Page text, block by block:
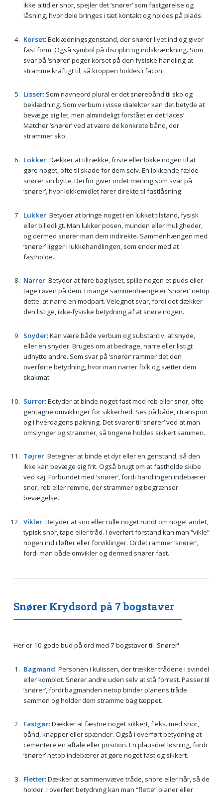
ikke altid er snor, spejler det ‘snører’ som fastgørelse og
låsning, hvor dele bringes i tæt kontakt og holdes på plads.
Korset: Beklædningsgenstand, der snører livet ind og giver
fast form. Også symbol på disciplin og indskrænkning. Som
svar på ‘snører’ peger korset på den fysiske handling at
stramme kraftigt til, så kroppen holdes i facon.
Lisser: Som navneord plural er det snørebånd til sko og
beklædning. Som verbum i visse dialekter kan det betyde at
bevæge sig let, men almindeligt forstået er det ‘laces’.
Matcher ‘snører’ ved at være de konkrete bånd, der
strammer sko.
Lokker: Dækker at tiltrække, friste eller lokke nogen til at
gøre noget, ofte til skade for dem selv. En lokkende fælde
snører sin bytte. Derfor giver ordet mening som svar på
‘snører’, hvor lokkemidlet fører direkte til fastlåsning.
Lukker: Betyder at bringe noget i en lukket tilstand, fysisk
eller billedligt. Man lukker posen, munden eller muligheder,
og dermed snører man dem indirekte. Sammenhængen med
‘snører’ ligger i lukkehandlingen, som ender med at
fastholde.
Narrer: Betyder at føre bag lyset, spille nogen et puds eller
tage røven på dem. I mange sammenhænge er ‘snører’ netop
dette: at narre en modpart. Velegnet svar, fordi det dækker
den listige, ikke-fysiske betydning af at snøre nogen.
Snyder: Kan være både verbum og substantiv: at snyde,
eller en snyder. Bruges om at bedrage, narre eller listigt
udnytte andre. Som svar på ‘snører’ rammer det den
overførte betydning, hvor man narrer folk og sætter dem
skakmat.
Surrer: Betyder at binde noget fast med reb eller snor, ofte
gentagne omviklinger for sikkerhed. Ses på både, i transport
og i hverdagens pakning. Det svarer til ‘snører’ ved at man
omslynger og strammer, så tingene holdes sikkert sammen.
Tøjrer: Betegner at binde et dyr eller en genstand, så den
ikke kan bevæge sig frit. Også brugt om at fastholde skibe
ved kaj. Forbundet med ‘snører’, fordi handlingen indebærer
snor, reb eller remme, der strammer og begrænser
bevægelse.
Vikler: Betyder at sno eller rulle noget rundt om noget andet,
typisk snor, tape eller tråd. I overført forstand kan man “vikle”
nogen ind i løfter eller forviklinger. Ordet rammer ‘snører’,
fordi man både omvikler og dermed snører fast.
Snører Krydsord på 7 bogstaver
Her er 10 gode bud på ord med 7 bogstaver til 'Snører'.
Bagmand: Personen i kulissen, der trækker trådene i svindel
eller komplot. Snører andre uden selv at stå forrest. Passer til
‘snører’, fordi bagmanden netop binder planens tråde
sammen og holder dem stramme bag tæppet.
Fastgør: Dækker at fæstne noget sikkert, f.eks. med snor,
bånd, knapper eller spænder. Også i overført betydning at
cementere en aftale eller position. En plausibel løsning, fordi
‘snører’ netop indebærer at gøre noget fast og sikkert.
Fletter: Dækker at sammenvæve tråde, snore eller hår, så de
holder. I overført betydning kan man “flette” planer eller